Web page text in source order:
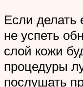
Если делать
не успеть
слой кожи
процедуры
послушать